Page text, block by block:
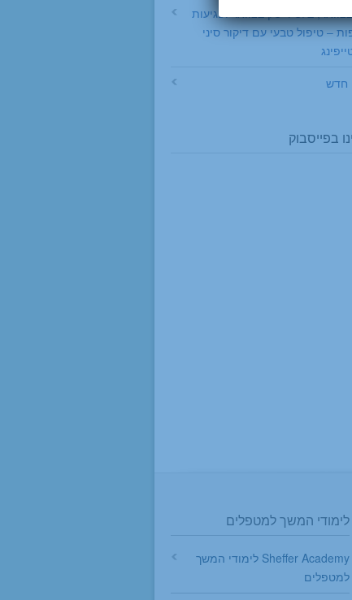
בלט דיסק בצוואר ופגיעות
– טיפול טבעי עם דיקור סיני
חדש
בפייסבוק
לימודי המשך למטפלים
Sheffer Academy לימודי המשך
למטפלים